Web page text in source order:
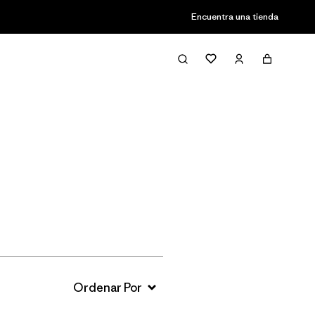
Encuentra una tienda
Filter & Sort